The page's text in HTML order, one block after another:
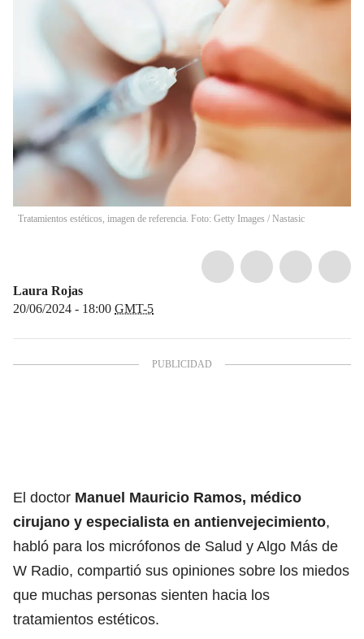
Tratamientos estéticos, imagen de referencia. Foto: Getty Images / Nastasic
Laura Rojas
20/06/2024 - 18:00 GMT-5
El doctor Manuel Mauricio Ramos, médico
cirujano y especialista en antienvejecimiento,
habló para los micrófonos de Salud y Algo Más de
W Radio, compartió sus opiniones sobre los miedos
que muchas personas sienten hacia los
tratamientos estéticos.